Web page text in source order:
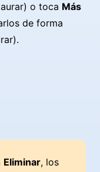
o toca Más
de forma
Eliminar, los